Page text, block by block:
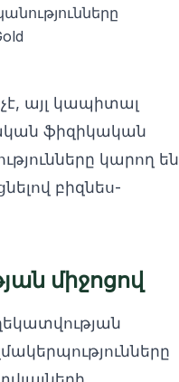
այլ կապիտալ
ֆիզիկական
կարող են
բիզնես-
միջոցով